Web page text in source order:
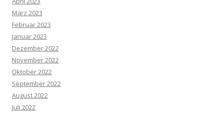
März 2023
Februar 2023
Januar 2023
Dezember 2022
November 2022
Oktober 2022
September 2022
August 2022
Juli 2022